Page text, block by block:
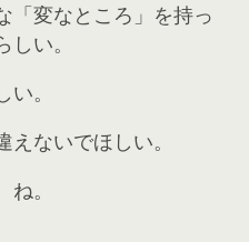
「変なところ」を持っ
しい。
。
ないでほしい。
。